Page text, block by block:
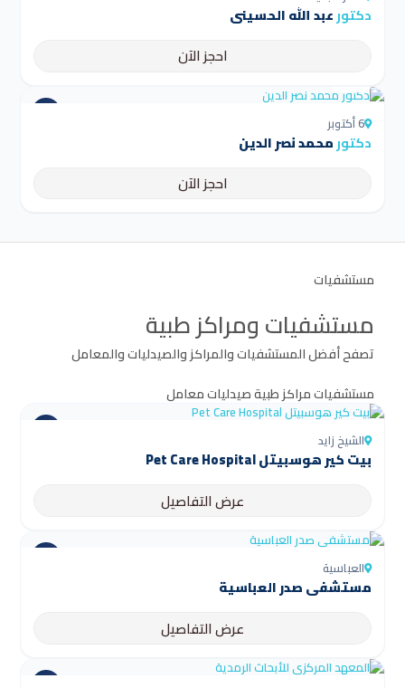
دكتورعبد الله الحسيني
احجز الآن
6 أكتوبر
دكتورمحمد نصر الدين
احجز الآن
مستشفيات
مستشفيات ومراكز طبية
تصفح أفضل المستشفيات والمراكز والصيدليات والمعامل
مستشفياتمراكز طبيةصيدلياتمعامل
الشيخ زايد
بيت كير هوسبيتل Pet Care Hospital
عرض التفاصيل
العباسية
مستشفى صدر العباسية
عرض التفاصيل